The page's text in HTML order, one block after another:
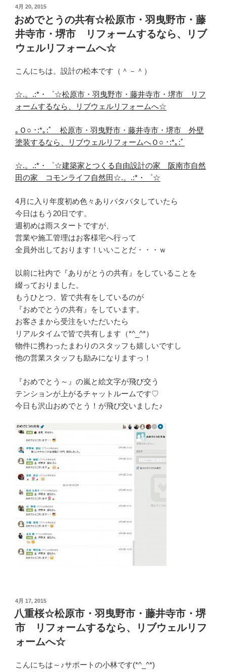
投
稿
日:
4月 20, 2015
おめでとうの共有☆松原市・羽曳野市・藤
井寺市・堺市 リフォームするなら、リブ
ウェルリフォームへ☆
こんにちは。設計の松本です（＾－＾）
☆.。.:*・゜☆松原市・羽曳野市・藤井寺市・堺市 リフ
ォームするなら、リブウェルリフォームへ☆
｡Ｏ○ ･:*｡:ﾟ 松原市・羽曳野市・藤井寺市・堺市 外壁
塗装するなら、リブウェルリフォームへＯ○ ･:*｡:ﾟ
☆.。.:*・゜☆建築家とつくる自由設計の家 阪南市自然
田の家 コモンライフ自然田☆.。.:*・゜☆
4月に入り年度初め色々ありバタバタしていたら
今日はもう20日です。
週初めは雨スタートですが、
営業や施工管理はお客様宅へ行って
全員外出しております！いいことだ・・・ｗ
以前に社内で『ありがとうの共有』をしていることを
綴っておりました。
もうひとつ、皆で共有をしているのが
『おめでとうの共有』をしています。
お客さまから受注をいただいたら
リアルタイムで皆で共有します（*^_^*）
物件に携わったまわりのスタッフも嬉しいですし
他の営業スタッフも励みになりますっ！
『おめでとう～』の嵐と絵文字が飛び交う
テンションが上がるチャットルームです♡
今日も沢山おめでとう！が飛び交いました♪
投
稿
日:
4月 17, 2015
八重桜☆松原市・羽曳野市・藤井寺市・堺
市 リフォームするなら、リブウェルリフ
ォームへ☆
こんにちは～♪サポートの小林です(*^_^*)